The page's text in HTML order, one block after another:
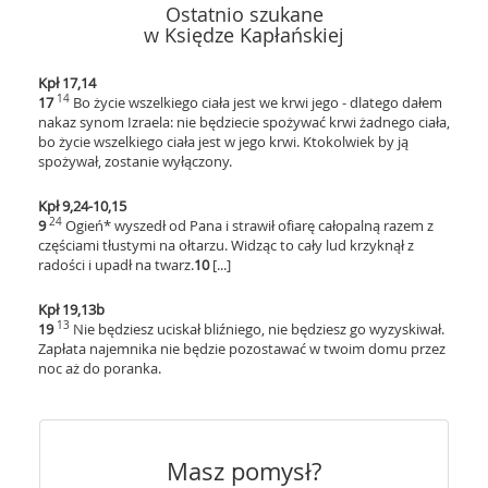
Ostatnio szukane
w Księdze Kapłańskiej
Kpł 17,14
1714 Bo życie wszelkiego ciała jest we krwi jego - dlatego dałem
nakaz synom Izraela: nie będziecie spożywać krwi żadnego ciała,
bo życie wszelkiego ciała jest w jego krwi. Ktokolwiek by ją
spożywał, zostanie wyłączony.
Kpł 9,24-10,15
924 Ogień* wyszedł od Pana i strawił ofiarę całopalną razem z
częściami tłustymi na ołtarzu. Widząc to cały lud krzyknął z
radości i upadł na twarz.10[...]
Kpł 19,13b
1913 Nie będziesz uciskał bliźniego, nie będziesz go wyzyskiwał.
Zapłata najemnika nie będzie pozostawać w twoim domu przez
noc aż do poranka.
Masz pomysł?